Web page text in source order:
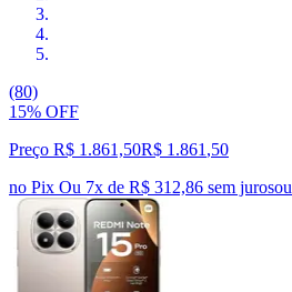
(80)
15% OFF
Preço R$ 1.861,50R$ 1.861 ,50
no Pix Ou 7x de R$ 312,86 sem jurosou